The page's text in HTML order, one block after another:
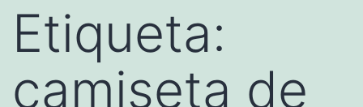
Etiqueta:
camiseta de